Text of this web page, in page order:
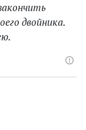
двойника.